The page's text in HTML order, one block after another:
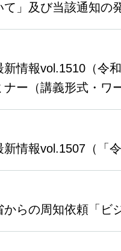
」及び当該通知の
新情報vol.1510（
ー（講義形式・ワ
新情報vol.1507（「
からの周知依頼「ビ